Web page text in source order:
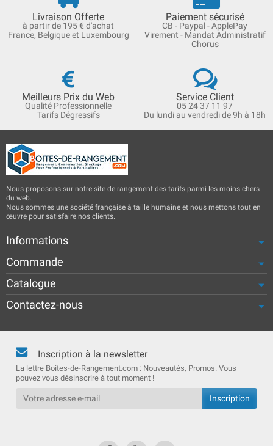
Livraison Offerte
à partir de 195 € d'achat
France, Belgique et Luxembourg
Paiement sécurisé
CB - Paypal - ApplePay
Virement - Mandat Administratif
Chorus
Meilleurs Prix du Web
Qualité Professionnelle
Tarifs Dégressifs
Service Client
05 24 37 11 97
Du lundi au vendredi de 9h à 18h
Nous proposons sur notre site de rangement des tarifs parmi les moins chers
du web.
Nous sommes une société française à taille humaine et nous mettons tout en
œuvre pour satisfaire nos clients.
Informations
Commande
Catalogue
Contactez-nous
Inscription à la newsletter
La lettre Boites-de-Rangement.com : Nouveautés, Promos. Vous
pouvez vous désinscrire à tout moment !